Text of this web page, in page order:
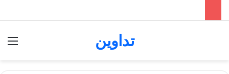
تداوين